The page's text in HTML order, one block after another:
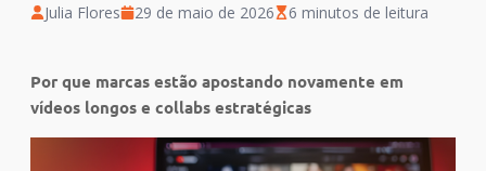
Julia Flores 29 de maio de 2026 6 minutos de leitura
Por que marcas estão apostando novamente em
vídeos longos e collabs estratégicas